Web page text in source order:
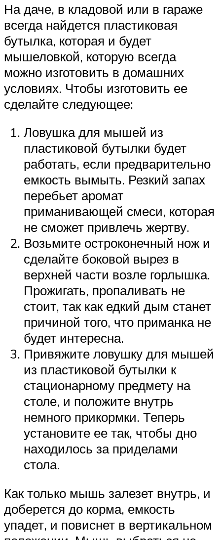
На даче, в кладовой или в гараже
всегда найдется пластиковая
бутылка, которая и будет
мышеловкой, которую всегда
можно изготовить в домашних
условиях. Чтобы изготовить ее
сделайте следующее:
Ловушка для мышей из
пластиковой бутылки будет
работать, если предварительно
емкость вымыть. Резкий запах
перебьет аромат
приманивающей смеси, которая
не сможет привлечь жертву.
Возьмите остроконечный нож и
сделайте боковой вырез в
верхней части возле горлышка.
Прожигать, пропаливать не
стоит, так как едкий дым станет
причиной того, что приманка не
будет интересна.
Привяжите ловушку для мышей
из пластиковой бутылки к
стационарному предмету на
столе, и положите внутрь
немного прикормки. Теперь
установите ее так, чтобы дно
находилось за приделами
стола.
Как только мышь залезет внутрь, и
доберется до корма, емкость
упадет, и повиснет в вертикальном